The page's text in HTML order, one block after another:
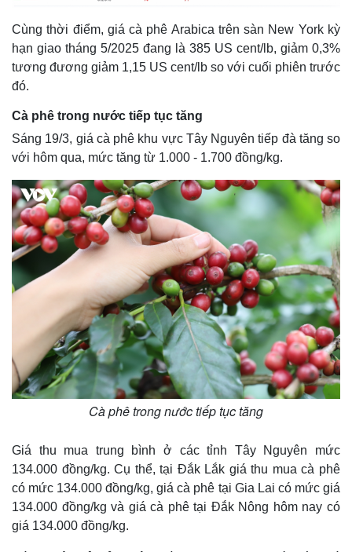
Cùng thời điểm, giá cà phê Arabica trên sàn New York kỳ
hạn giao tháng 5/2025 đang là 385 US cent/lb, giảm 0,3%
tương đương giảm 1,15 US cent/lb so với cuối phiên trước
đó.
Cà phê trong nước tiếp tục tăng
Sáng 19/3, giá cà phê khu vực Tây Nguyên tiếp đà tăng so
với hôm qua, mức tăng từ 1.000 - 1.700 đồng/kg.
Cà phê trong nước tiếp tục tăng
Giá thu mua trung bình ở các tỉnh Tây Nguyên mức
134.000 đồng/kg. Cụ thể, tại Đắk Lắk giá thu mua cà phê
có mức 134.000 đồng/kg, giá cà phê tại Gia Lai có mức giá
134.000 đồng/kg và giá cà phê tại Đắk Nông hôm nay có
giá 134.000 đồng/kg.